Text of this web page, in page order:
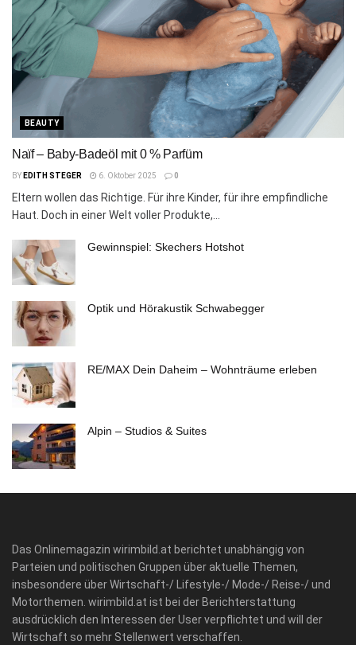
BEAUTY
Naïf – Baby-Badeöl mit 0 % Parfüm
BY EDITH STEGER 6. Oktober 2025 0
Eltern wollen das Richtige. Für ihre Kinder, für ihre empfindliche
Haut. Doch in einer Welt voller Produkte,...
Gewinnspiel: Skechers Hotshot
Optik und Hörakustik Schwabegger
RE/MAX Dein Daheim – Wohnträume erleben
Alpin – Studios & Suites
Das Onlinemagazin wirimbild.at berichtet unabhängig von
Parteien und politischen Gruppen über aktuelle Themen,
insbesondere über Wirtschaft-/ Lifestyle-/ Mode-/ Reise-/ und
Motorthemen. wirimbild.at ist bei der Berichterstattung
ausdrücklich den Interessen der User verpflichtet und will der
Wirtschaft so mehr Stellenwert verschaffen.